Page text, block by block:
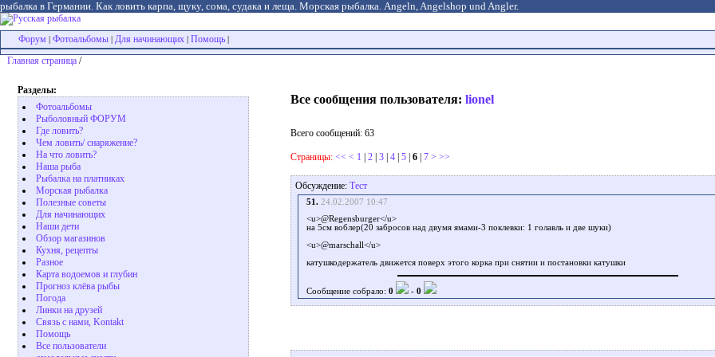
рыбалка в Германии. Как ловить карпа, щуку, сома, судака и леща. Морская рыбалка. Angeln, Angelshop und Angler.
Форум
Фотоальбомы Для начинающих Помощь
Главная страница /
Разделы:
Фотоальбомы
Рыболовный ФОРУМ
Где ловить?
Чем ловить/ снаряжение?
На что ловить?
Наша рыба
Рыбалка на платниках
Морская рыбалка
Полезные советы
Для начинающих
Наши дети
Обзор магазинов
Кухня, рецепты
Разное
Карта водоемов и глубин
Прогноз клёва рыбы
Погода
Линки на друзей
Связь с нами, Kontakt
Помощь
Все пользователи
Все сообщения пользователя: lionel
Всего сообщений: 63
Страницы: << < 1 | 2 | 3 | 4 | 5 | 6 | 7 > >>
Обсуждение: Тест
51. 24.02.2007 10:47
<u>@Regensburger</u>
на 5см воблер(20 забросов над двумя ямами-3 поклевки: 1 голавль и две шуки)
<u>@marschall</u>
катушкодержатель движется поверх этого корка при снятии и постановки катушки
Сообщение собрало: 0 - 0